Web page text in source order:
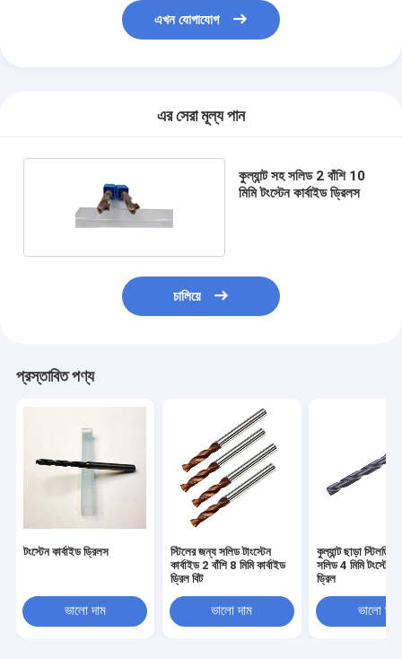
এখন যোগাযোগ
এর সেরা মূল্য পান
কুল্যান্ট সহ সলিড 2 বাঁশি 10
মিমি টংস্টেন কার্বাইড ড্রিলস
চালিয়ে
প্রস্তাবিত পণ্য
টংস্টেন কার্বাইড ড্রিলস
ভালো দাম
স্টিলের জন্য সলিড টাংস্টেন
কার্বাইড 2 বাঁশি 8 মিমি কার্বাইড
ড্রিল বিট
ভালো দাম
কুল্যান্ট ছাড়া
সলিড 4 মিমি টংস্টেন
ড্রিল
ভালো দাম